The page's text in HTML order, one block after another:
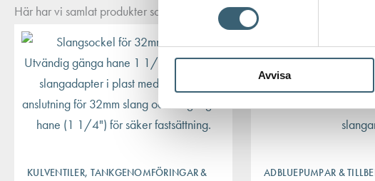
Avvisa
Här har vi samlat produkter som ofta passar bra ihop med det du tittar på
KULVENTILER, TANKGENOMFÖRINGAR &
ADBLUEPUMPAR &